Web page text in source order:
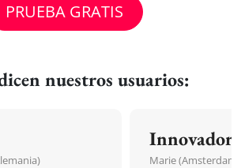
PRUEBA GRATIS
nuestros usuarios:
Innovador
Marie (Amsterdam,